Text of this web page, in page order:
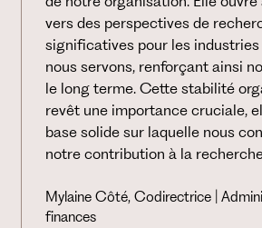
vers des perspectives de
significatives pour les
nous servons, renforçant ainsi
le long terme. Cette stabilité
revêt une importance cruciale,
base solide sur laquelle nous
notre contribution à la
Mylaine Côté, Codirectrice |
finances